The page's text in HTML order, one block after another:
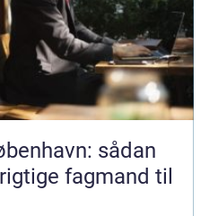
sådan
fagmand til